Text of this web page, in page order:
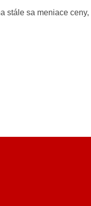
stále sa meniace